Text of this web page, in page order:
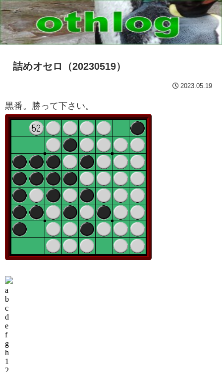
詰めオセロ（20230519）
2023.05.19
黒番。勝って下さい。